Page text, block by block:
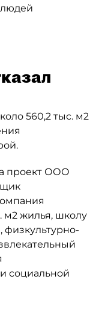
560,2 тыс. м2
проект ООО
м2 жилья, школу
физкультурно-
социальной